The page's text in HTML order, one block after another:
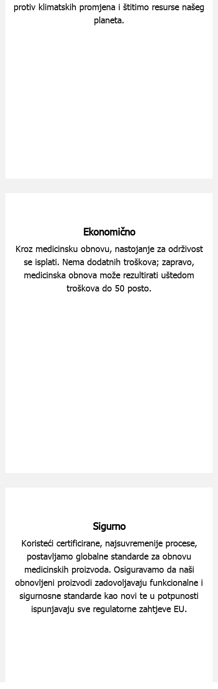
protiv klimatskih promjena i štitimo resurse našeg
planeta.
Ekonomično
Kroz medicinsku obnovu, nastojanje za održivost
se isplati. Nema dodatnih troškova; zapravo,
medicinska obnova može rezultirati uštedom
troškova do 50 posto.
Sigurno
Koristeći certificirane, najsuvremenije procese,
postavljamo globalne standarde za obnovu
medicinskih proizvoda. Osiguravamo da naši
obnovljeni proizvodi zadovoljavaju funkcionalne i
sigurnosne standarde kao novi te u potpunosti
ispunjavaju sve regulatorne zahtjeve EU.